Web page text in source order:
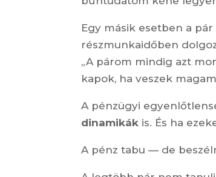
Egy másik esetben a
részmunkaidőben
„A párom mindig azt
kapok, ha veszek
A pénzügyi
dinamikák is. És ha
A pénz tabu — de